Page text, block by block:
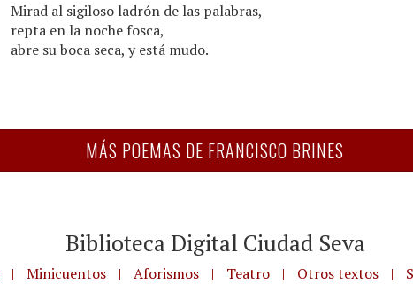
Mirad al sigiloso ladrón de las palabras,
repta en la noche fosca,
abre su boca seca, y está mudo.
MÁS POEMAS DE FRANCISCO BRINES
Biblioteca Digital Ciudad Seva
| Minicuentos | Aforismos | Teatro | Otros textos |